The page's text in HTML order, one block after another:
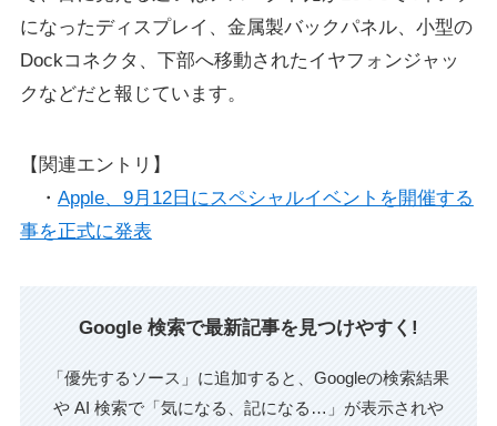
になったディスプレイ、金属製バックパネル、小型の
Dockコネクタ、下部へ移動されたイヤフォンジャッ
クなどだと報じています。
【関連エントリ】
・ Apple、9月12日にスペシャルイベントを開催する
事を正式に発表
Google 検索で最新記事を見つけやすく!
「優先するソース」に追加すると、Googleの検索結果
や AI 検索で「気になる、記になる…」が表示されや